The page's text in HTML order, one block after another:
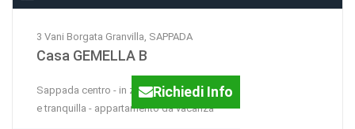
3 Vani Borgata Granvilla, SAPPADA
Casa GEMELLA B
Sappada centro - in zona panoramica
e tranquilla - appartamento da vacanza
Richiedi Info